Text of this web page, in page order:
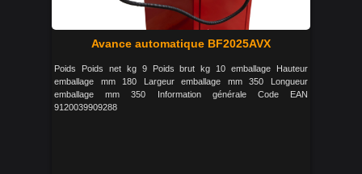
Avance automatique BF2025AVX
Poids Poids net kg 9 Poids brut kg 10 emballage Hauteur
emballage mm 180 Largeur emballage mm 350 Longueur
emballage mm 350 Information générale Code EAN
9120039909288